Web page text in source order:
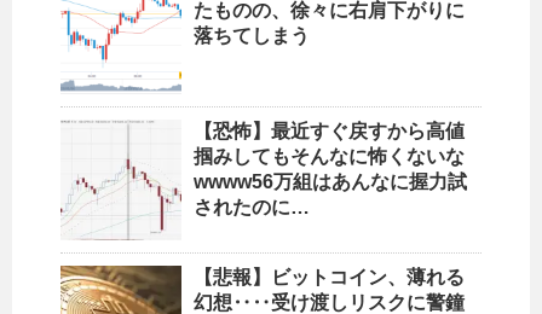
たものの、徐々に右肩下がりに
落ちてしまう
【恐怖】最近すぐ戻すから高値
掴みしてもそんなに怖くないな
wwww56万組はあんなに握力試
されたのに…
【悲報】ビットコイン、薄れる
幻想‥‥受け渡しリスクに警鐘